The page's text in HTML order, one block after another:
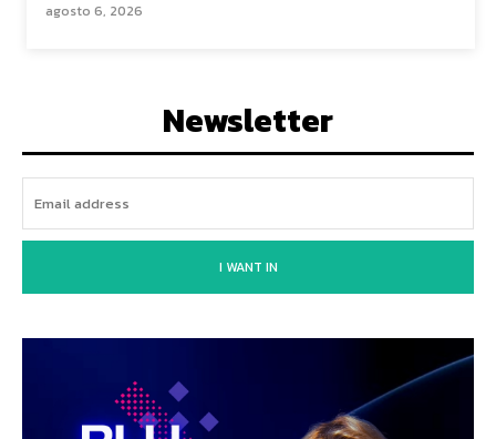
agosto 6, 2026
Newsletter
I WANT IN